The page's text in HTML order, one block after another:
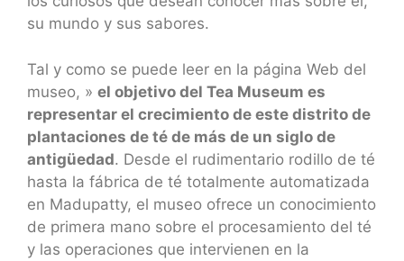
su mundo y sus sabores.
Tal y como se puede leer en la página Web del
museo, » el objetivo del Tea Museum es
representar el crecimiento de este distrito de
plantaciones de té de más de un siglo de
antigüedad. Desde el rudimentario rodillo de té
hasta la fábrica de té totalmente automatizada
en Madupatty, el museo ofrece un conocimiento
de primera mano sobre el procesamiento del té
y las operaciones que intervienen en la